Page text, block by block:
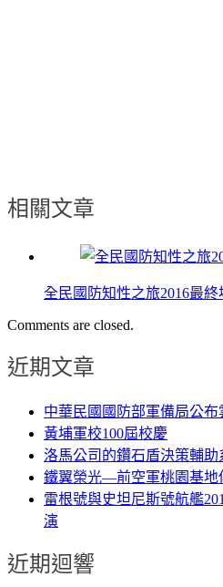
相關文章
全民國防知性之旅2016最
Comments are closed.
近期文章
中華民國國防部軍備局公布
黃埔軍校100屆校慶
洛馬公司的鑽石盾決策輔助
鐵翼榮光—前空軍桃園基地
雷根號與史坦尼斯號航艦
演
近期迴響